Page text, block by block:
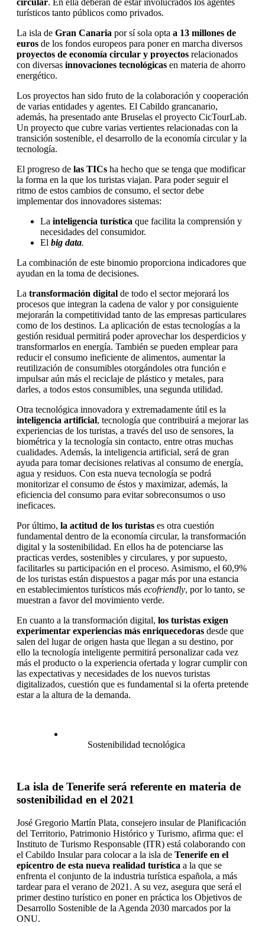
circular. En ella deberán de estar involucrados los agentes
turísticos tanto públicos como privados.
La isla de Gran Canaria por sí sola opta a 13 millones de
euros de los fondos europeos para poner en marcha diversos
proyectos de economía circular y proyectos relacionados
con diversas innovaciones tecnológicas en materia de ahorro
energético.
Los proyectos han sido fruto de la colaboración y cooperación
de varias entidades y agentes. El Cabildo grancanario,
además, ha presentado ante Bruselas el proyecto CicTourLab.
Un proyecto que cubre varias vertientes relacionadas con la
transición sostenible, el desarrollo de la economía circular y la
tecnología.
El progreso de las TICs ha hecho que se tenga que modificar
la forma en la que los turistas viajan. Para poder seguir el
ritmo de estos cambios de consumo, el sector debe
implementar dos innovadores sistemas:
La inteligencia turística que facilita la comprensión y
necesidades del consumidor.
El big data.
La combinación de este binomio proporciona indicadores que
ayudan en la toma de decisiones.
La transformación digital de todo el sector mejorará los
procesos que integran la cadena de valor y por consiguiente
mejorarán la competitividad tanto de las empresas particulares
como de los destinos. La aplicación de estas tecnologías a la
gestión residual permitirá poder aprovechar los desperdicios y
transformarlos en energía. También se pueden emplear para
reducir el consumo ineficiente de alimentos, aumentar la
reutilización de consumibles otorgándoles otra función e
impulsar aún más el reciclaje de plástico y metales, para
darles, a todos estos consumibles, una segunda utilidad.
Otra tecnológica innovadora y extremadamente útil es la
inteligencia artificial, tecnología que contribuirá a mejorar las
experiencias de los turistas, a través del uso de sensores, la
biométrica y la tecnología sin contacto, entre otras muchas
cualidades. Además, la inteligencia artificial, será de gran
ayuda para tomar decisiones relativas al consumo de energía,
agua y residuos. Con esta nueva tecnología se podrá
monitorizar el consumo de éstos y maximizar, además, la
eficiencia del consumo para evitar sobreconsumos o uso
ineficaces.
Por último, la actitud de los turistas es otra cuestión
fundamental dentro de la economía circular, la transformación
digital y la sostenibilidad. En ellos ha de potenciarse las
practicas verdes, sostenibles y circulares, y por supuesto,
facilitarles su participación en el proceso. Asimismo, el 60,9%
de los turistas están dispuestos a pagar más por una estancia
en establecimientos turísticos más ecofriendly, por lo tanto, se
muestran a favor del movimiento verde.
En cuanto a la transformación digital, los turistas exigen
experimentar experiencias más enriquecedoras desde que
salen del lugar de origen hasta que llegan a su destino, por
ello la tecnología inteligente permitirá personalizar cada vez
más el producto o la experiencia ofertada y lograr cumplir con
las expectativas y necesidades de los nuevos turistas
digitalizados, cuestión que es fundamental si la oferta pretende
estar a la altura de la demanda.
Sostenibilidad tecnológica
La isla de Tenerife será referente en materia de
sostenibilidad en el 2021
José Gregorio Martín Plata, consejero insular de Planificación
del Territorio, Patrimonio Histórico y Turismo, afirma que: el
Instituto de Turismo Responsable (ITR) está colaborando con
el Cabildo Insular para colocar a la isla de Tenerife en el
epicentro de esta nueva realidad turística a la que se
enfrenta el conjunto de la industria turística española, a más
tardear para el verano de 2021. A su vez, asegura que será el
primer destino turístico en poner en práctica los Objetivos de
Desarrollo Sostenible de la Agenda 2030 marcados por la
ONU.